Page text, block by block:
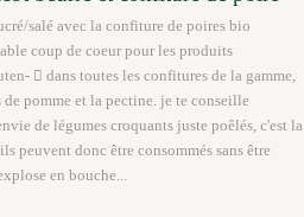
salé avec la confiture de poires bio
coup de coeur pour les produits
 dans toutes les confitures de la gamme,
pomme et la pectine. je te conseille
de légumes croquants juste poêlés, c'est la
peuvent donc être consommés sans être
en bouche...